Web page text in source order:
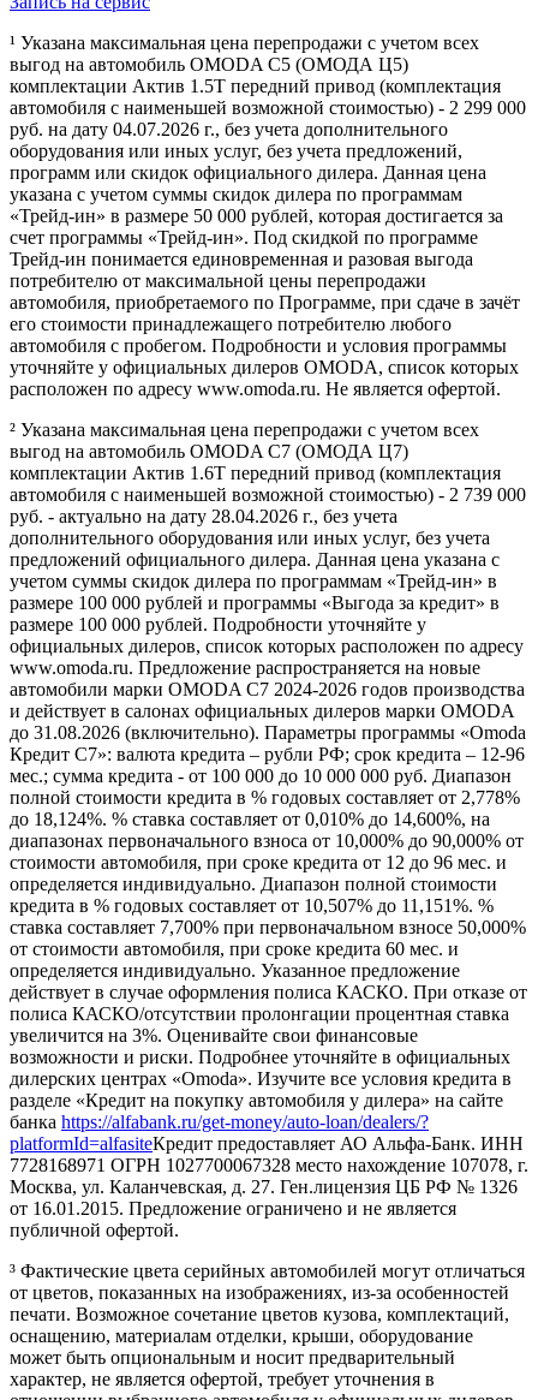
¹ Указана максимальная цена перепродажи с учетом всех
выгод на автомобиль OMODA C5 (ОМОДА Ц5)
комплектации Актив 1.5Т передний привод (комплектация
автомобиля с наименьшей возможной стоимостью) - 2 299 000
руб. на дату 04.07.2026 г., без учета дополнительного
оборудования или иных услуг, без учета предложений,
программ или скидок официального дилера. Данная цена
указана с учетом суммы скидок дилера по программам
«Трейд-ин» в размере 50 000 рублей, которая достигается за
счет программы «Трейд-ин». Под скидкой по программе
Трейд-ин понимается единовременная и разовая выгода
потребителю от максимальной цены перепродажи
автомобиля, приобретаемого по Программе, при сдаче в зачёт
его стоимости принадлежащего потребителю любого
автомобиля с пробегом. Подробности и условия программы
уточняйте у официальных дилеров OMODA, список которых
расположен по адресу www.omoda.ru. Не является офертой.
² Указана максимальная цена перепродажи с учетом всех
выгод на автомобиль OMODA C7 (ОМОДА Ц7)
комплектации Актив 1.6T передний привод (комплектация
автомобиля с наименьшей возможной стоимостью) - 2 739 000
руб. - актуально на дату 28.04.2026 г., без учета
дополнительного оборудования или иных услуг, без учета
предложений официального дилера. Данная цена указана с
учетом суммы скидок дилера по программам «Трейд-ин» в
размере 100 000 рублей и программы «Выгода за кредит» в
размере 100 000 рублей. Подробности уточняйте у
официальных дилеров, список которых расположен по адресу
www.omoda.ru. Предложение распространяется на новые
автомобили марки OMODA C7 2024-2026 годов производства
и действует в салонах официальных дилеров марки OMODA
до 31.08.2026 (включительно). Параметры программы «Omoda
Кредит C7»: валюта кредита – рубли РФ; срок кредита – 12-96
мес.; сумма кредита - от 100 000 до 10 000 000 руб. Диапазон
полной стоимости кредита в % годовых составляет от 2,778%
до 18,124%. % ставка составляет от 0,010% до 14,600%, на
диапазонах первоначального взноса от 10,000% до 90,000% от
стоимости автомобиля, при сроке кредита от 12 до 96 мес. и
определяется индивидуально. Диапазон полной стоимости
кредита в % годовых составляет от 10,507% до 11,151%. %
ставка составляет 7,700% при первоначальном взносе 50,000%
от стоимости автомобиля, при сроке кредита 60 мес. и
определяется индивидуально. Указанное предложение
действует в случае оформления полиса КАСКО. При отказе от
полиса КАСКО/отсутствии пролонгации процентная ставка
увеличится на 3%. Оценивайте свои финансовые
возможности и риски. Подробнее уточняйте в официальных
дилерских центрах «Omoda». Изучите все условия кредита в
разделе «Кредит на покупку автомобиля у дилера» на сайте
банка https://alfabank.ru/get-money/auto-loan/dealers/?
platformId=alfasiteКредит предоставляет АО Альфа-Банк. ИНН
7728168971 ОГРН 1027700067328 место нахождение 107078, г.
Москва, ул. Каланчевская, д. 27. Ген.лицензия ЦБ РФ № 1326
от 16.01.2015. Предложение ограничено и не является
публичной офертой.
³ Фактические цвета серийных автомобилей могут отличаться
от цветов, показанных на изображениях, из-за особенностей
печати. Возможное сочетание цветов кузова, комплектаций,
оснащению, материалам отделки, крыши, оборудование
может быть опциональным и носит предварительный
характер, не является офертой, требует уточнения в